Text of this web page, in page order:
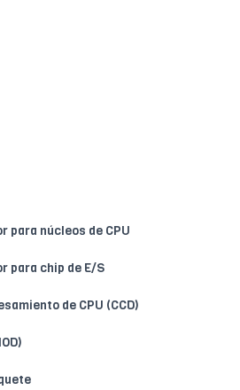
para núcleos de CPU
para chip de E/S
de CPU (CCD)